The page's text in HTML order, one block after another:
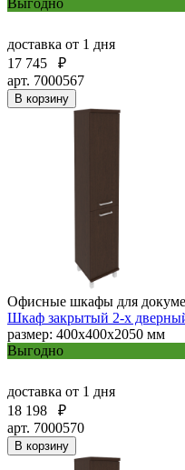
доставка от 1 дня
17 745
₽
арт. 7000567
В корзину
Офисные шкафы для
Шкаф закрытый 2-х
размер: 400х400х2050 мм
Выгодно
доставка от 1 дня
18 198
₽
арт. 7000570
В корзину